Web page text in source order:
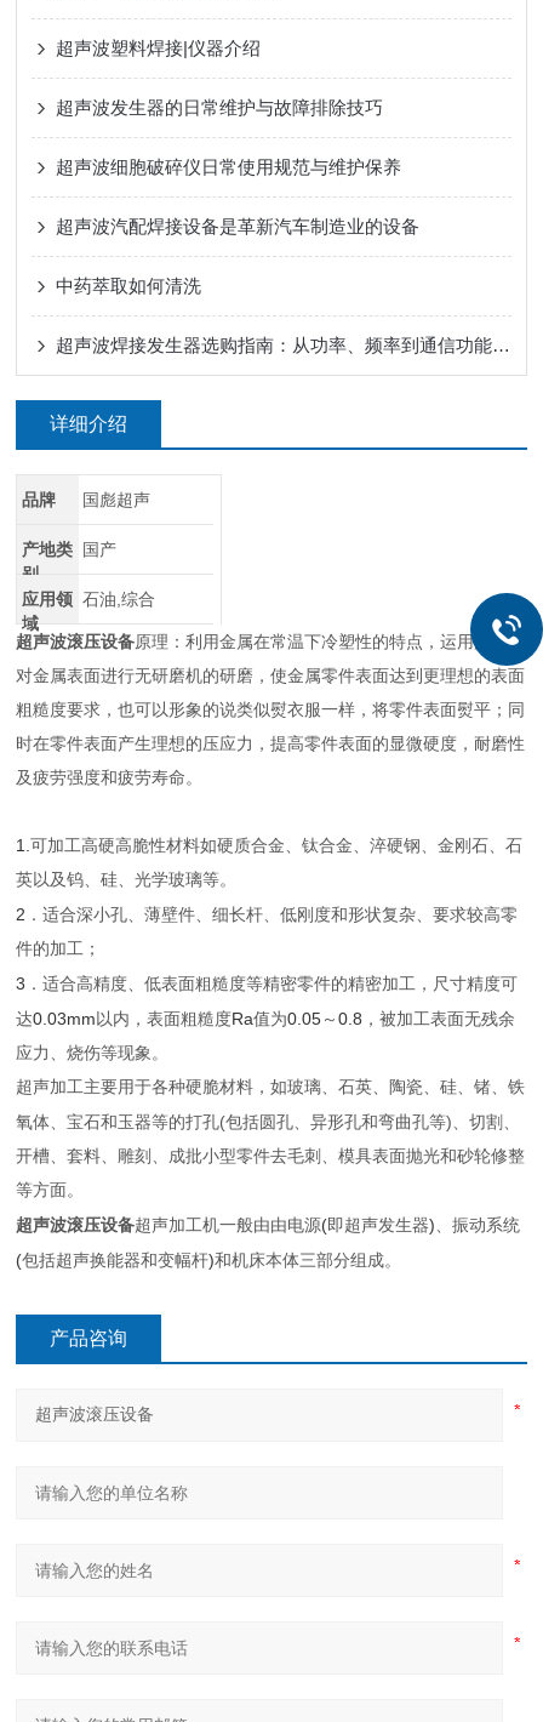
超声波塑料焊接|仪器介绍
超声波发生器的日常维护与故障排除技巧
超声波细胞破碎仪日常使用规范与维护保养
超声波汽配焊接设备是革新汽车制造业的设备
中药萃取如何清洗
超声波焊接发生器选购指南：从功率、频率到通信功能的全面考量
详细介绍
品牌 国彪超声
产地类
别
国产
应用领
域
石油,综合
超声波滚压设备原理：利用金属在常温下冷塑性的特点，运用超声波
对金属表面进行无研磨机的研磨，使金属零件表面达到更理想的表面
粗糙度要求，也可以形象的说类似熨衣服一样，将零件表面熨平；同
时在零件表面产生理想的压应力，提高零件表面的显微硬度，耐磨性
及疲劳强度和疲劳寿命。
1.可加工高硬高脆性材料如硬质合金、钛合金、淬硬钢、金刚石、石
英以及钨、硅、光学玻璃等。
2 ．适合深小孔、薄壁件、细长杆、低刚度和形状复杂、要求较高零
件的加工；
3 ．适合高精度、低表面粗糙度等精密零件的精密加工，尺寸精度可
达0.03mm 以内，表面粗糙度Ra值为0.05 ～0.8 ，被加工表面无残余
应力、烧伤等现象。
超声加工主要用于各种硬脆材料，如玻璃、石英、陶瓷、硅、锗、铁
氧体、宝石和玉器等的打孔(包括圆孔、异形孔和弯曲孔等)、切割、
开槽、套料、雕刻、成批小型零件去毛刺 、模具表面抛光和砂轮修整
等方面。
超声波滚压设备超声加工机一般由由电源(即超声发生器)、振动系统
(包括超声换能器和变幅杆)和机床本体三部分组成。
产品咨询